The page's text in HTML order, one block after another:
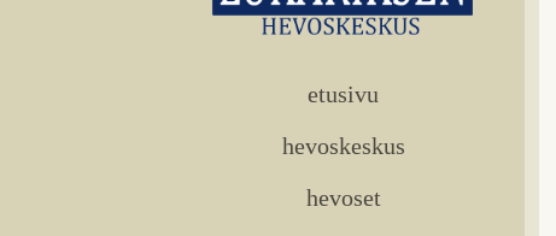
etusivu
hevoskeskus
hevoset